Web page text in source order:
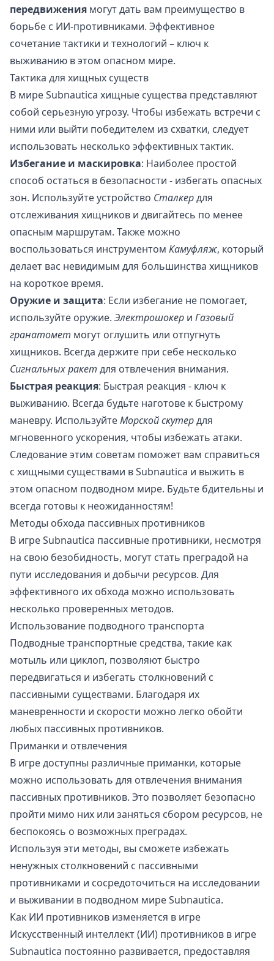
передвижения могут дать вам преимущество в
борьбе с ИИ-противниками. Эффективное
сочетание тактики и технологий – ключ к
выживанию в этом опасном мире.
Тактика для хищных существ
В мире Subnautica хищные существа представляют
собой серьезную угрозу. Чтобы избежать встречи с
ними или выйти победителем из схватки, следует
использовать несколько эффективных тактик.
Избегание и маскировка: Наиболее простой
способ остаться в безопасности - избегать опасных
зон. Используйте устройство Сталкердля
отслеживания хищников и двигайтесь по менее
опасным маршрутам. Также можно
воспользоваться инструментом Камуфляж, который
делает вас невидимым для большинства хищников
на короткое время.
Оружие и защита: Если избегание не помогает,
используйте оружие. Электрошокер и Газовый
гранатомет могут оглушить или отпугнуть
хищников. Всегда держите при себе несколько
Сигнальных ракет для отвлечения внимания.
Быстрая реакция: Быстрая реакция - ключ к
выживанию. Всегда будьте наготове к быстрому
маневру. ИспользуйтеМорской скутердля
мгновенного ускорения, чтобы избежать атаки.
Следование этим советам поможет вам справиться
с хищными существами в Subnautica и выжить в
этом опасном подводном мире. Будьте бдительны и
всегда готовы к неожиданностям!
Методы обхода пассивных противников
В игре Subnautica пассивные противники, несмотря
на свою безобидность, могут стать преградой на
пути исследования и добычи ресурсов. Для
эффективного их обхода можно использовать
несколько проверенных методов.
Использование подводного транспорта
Подводные транспортные средства, такие как
мотыль или циклоп, позволяют быстро
передвигаться и избегать столкновений с
пассивными существами. Благодаря их
маневренности и скорости можно легко обойти
любых пассивных противников.
Приманки и отвлечения
В игре доступны различные приманки, которые
можно использовать для отвлечения внимания
пассивных противников. Это позволяет безопасно
пройти мимо них или заняться сбором ресурсов, не
беспокоясь о возможных преградах.
Используя эти методы, вы сможете избежать
ненужных столкновений с пассивными
противниками и сосредоточиться на исследовании
и выживании в подводном мире Subnautica.
Как ИИ противников изменяется в игре
Искусственный интеллект (ИИ) противников в игре
Subnautica постоянно развивается, предоставляя